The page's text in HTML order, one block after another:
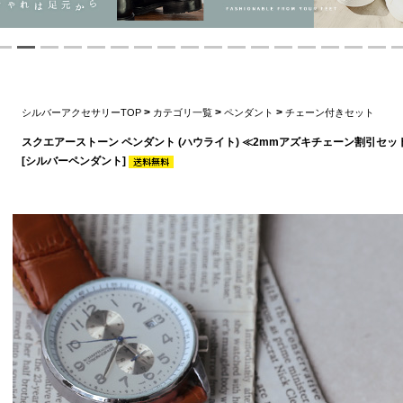
シルバーアクセサリーTOP > カテゴリ一覧 > ペンダント > チェーン付きセット
スクエアーストーン ペンダント (ハウライト) ≪2mmアズキチェーン割引セ
[シルバーペンダント]